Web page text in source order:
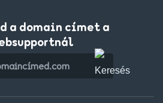
a domain címet a